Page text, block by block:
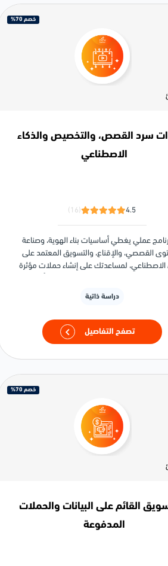
خصم 70%
سرد القصص، والتخصيص والذكاء
الاصطناعي
4.5
(16)
عملي يغطي أساسيات بناء الهوية، وصناعة
القصصي، والإقناع، والتسويق المعتمد على
الاصطناعي، لمساعدتك على إنشاء حملات مؤثرة
تطبيقي.
دراسة ذاتية
تصفح التفاصيل
خصم 70%
القائم على البيانات والحملات
المدفوعة